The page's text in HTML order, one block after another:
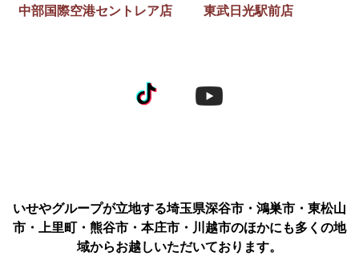
中部国際空港セントレア店
東武日光駅前店
いせやグループが立地する埼玉県深谷市・鴻巣市・東松山
市・上里町・熊谷市・本庄市・川越市のほかにも多くの地
域からお越しいただいております。